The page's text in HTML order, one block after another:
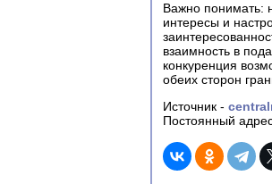
Важно понимать:
интересы и
взаимность в
конкуренция
обеих сторон
Источник -
Постоянный